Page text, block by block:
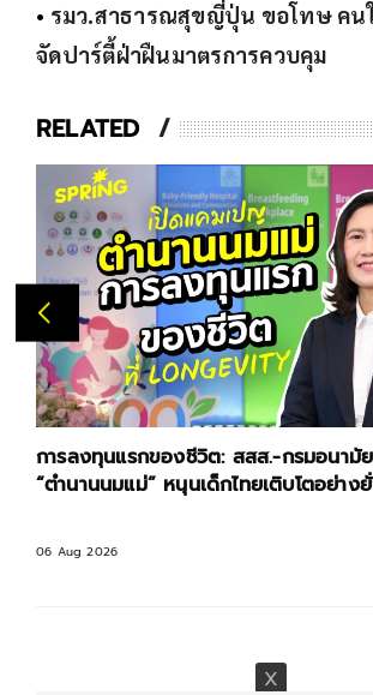
• รมว.สาธารณสุขญี่ปุ่น ขอโทษ คน
จัดปาร์ตี้ฝ่าฝืนมาตรการควบคุม
RELATED
การลงทุนแรกของชีวิต: สสส.-กรมอนา
“ตำนานนมแม่” หนุนเด็กไทยเติบโตอย่าง
06 Aug 2026